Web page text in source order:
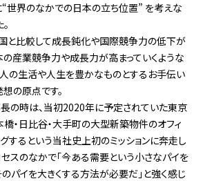
“世界のなかでの日本の立ち位置” を考えな
と比較して成長鈍化や国際競争力の低下が
の産業競争力や成長力が高まっていくような
人の生活や人生を豊かなものとするお手伝い
の原点です。
長の時は、当初2020年に予定されていた東京
橋・日比谷・大手町の大型新築物件のオフィ
するという当社史上初のミッションに奔走し
スのなかで「今ある需要という小さなパイを
パイを大きくする方法が必要だ」と強く感じ